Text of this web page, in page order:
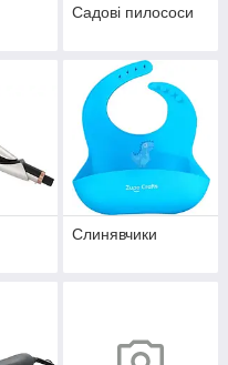
Садові пилососи
Слинявчики